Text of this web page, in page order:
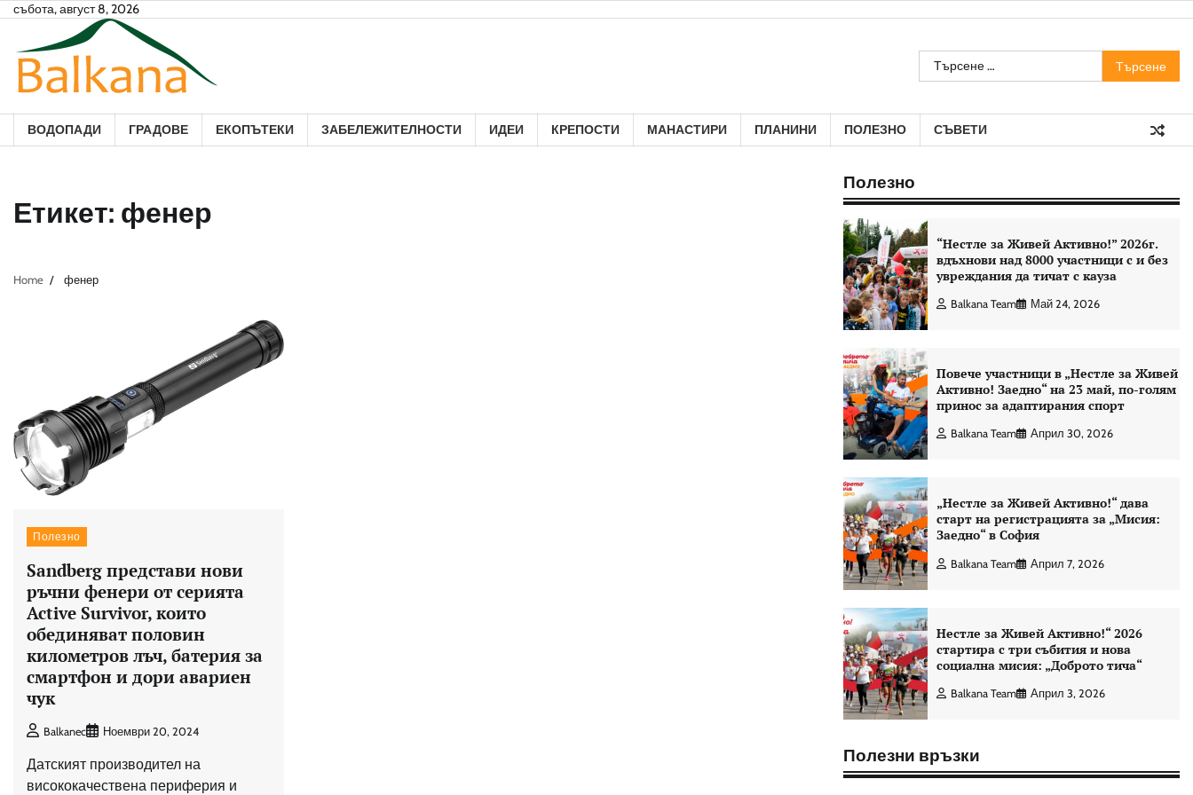
Skip
content
събота, август 8, 2026
Търсене
за:
ВОДОПАДИ ГРАДОВЕ ЕКОПЪТЕКИ ЗАБЕЛЕЖИТЕЛНОСТИ ИДЕИ КРЕПОСТИ МАНАСТИРИ ПЛАНИНИ ПОЛЕЗНО СЪВЕТИ
Етикет: фенер
Home фенер
Полезно
Sandberg представи нови
ръчни фенери от серията
Active Survivor, които
обединяват половин
километров лъч, батерия за
смартфон и дори авариен
чук
Balkanec Ноември 20, 2024
Датският производител на
висококачествена периферия и
Полезно
“Нестле за Живей Aктивно!” 2026г.
вдъхнови над 8000 участници с и без
увреждания да тичат с кауза
Balkana Team Май 24, 2026
Повече участници в „Нестле за Живей
Активно! Заедно“ на 23 май, по-голям
принос за адаптирания спорт
Balkana Team Април 30, 2026
„Нестле за Живей Активно!“ дава
старт на регистрацията за „Мисия:
Заедно“ в София
Balkana Team Април 7, 2026
Нестле за Живей Активно!“ 2026
стартира с три събития и нова
социална мисия: „Доброто тича“
Balkana Team Април 3, 2026
Полезни връзки